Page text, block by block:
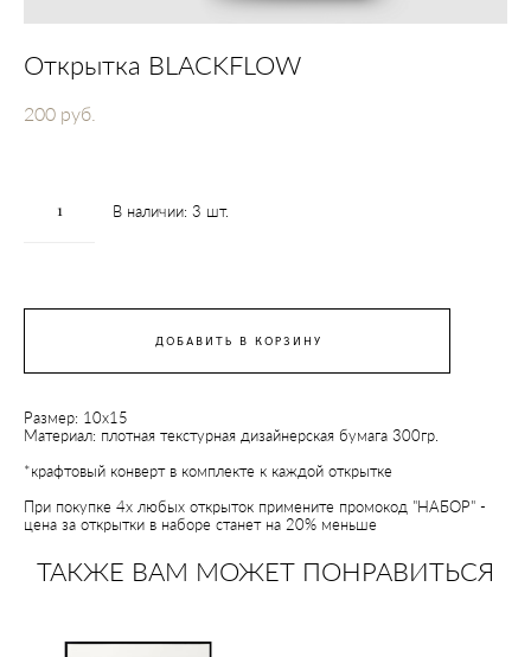
Открытка BLACKFLOW
200 pуб.
В наличии: 3 шт.
ДОБАВИТЬ В КОРЗИНУ
Размер: 10х15
Материал: плотная текстурная дизайнерская бумага 300гр.
*крафтовый конверт в комплекте к каждой открытке
При покупке 4х любых открыток примените промокод "НАБОР" -
цена за открытки в наборе станет на 20% меньше
ТАКЖЕ ВАМ МОЖЕТ ПОНРАВИТЬСЯ